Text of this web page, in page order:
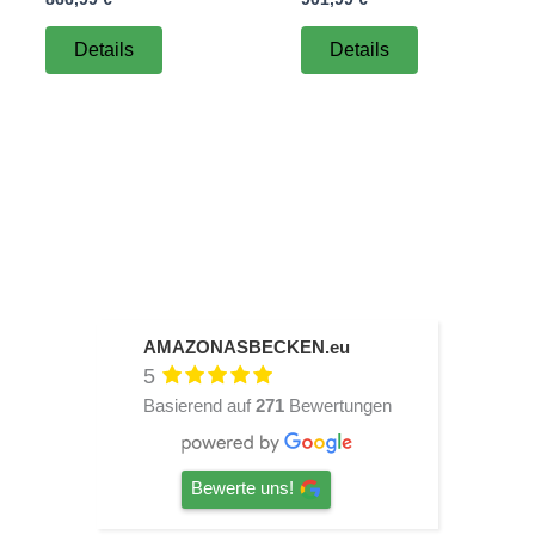
Details Details
AMAZONASBECKEN.eu
5
Basierend auf 271 Bewertungen
Bewerte uns!